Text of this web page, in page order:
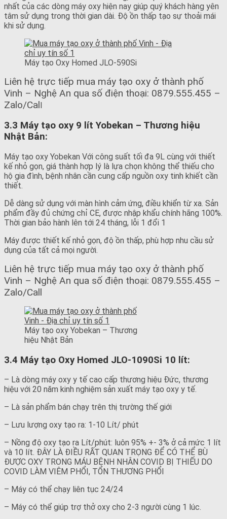
nhất của các dòng máy oxy hiện nay giúp quý khách hàng yên
tâm sử dụng trong thời gian dài. Độ ồn thấp tạo sự thoải mái
khi sử dụng.
Máy tạo Oxy Homed JLO-590Si
Liên hệ trực tiếp mua máy tạo oxy ở thành phố
Vinh – Nghệ An qua số điện thoại: 0879.555.455 –
Zalo/Call
3.3 Máy tạo oxy 9 lít Yobekan – Thương hiệu
Nhật Bản:
Máy tạo oxy Yobekan Với công suất tối đa 9L cùng với thiết
kế nhỏ gọn, giá thành hợp lý là lựa chọn không thể thiếu cho
hộ gia đình, bệnh nhân cần cung cấp nguồn oxy tinh khiết cần
thiết.
Dễ dàng sử dụng với màn hình cảm ứng, điều khiển từ xa. Sản
phẩm đầy đủ chứng chỉ CE, được nhập khẩu chính hãng 100%.
Thời gian bảo hành lên tới 24 tháng, lỗi 1 đổi 1
Máy được thiết kế nhỏ gọn, độ ồn thấp, phù hợp nhu cầu sử
dụng của tất cả mọi người.
Liên hệ trực tiếp mua máy tạo oxy ở thành phố
Vinh – Nghệ An qua số điện thoại: 0879.555.455 –
Zalo/Call
Máy tạo oxy Yobekan – Thương
hiệu Nhật Bản
3.4 Máy tạo Oxy Homed JLO-1090Si 10 lít:
– Là dòng máy oxy y tế cao cấp thương hiệu Đức, thương
hiệu với 20 năm kinh nghiệm sản xuất máy tạo oxy y tế.
– Là sản phẩm bán chạy trên thị trường thế giới
– Lưu lượng oxy tạo ra: 1-10 Lít/ phút
– Nồng độ oxy tạo ra Lít/phút: luôn 95% +- 3% ở cả mức 1 lít
và 10 lít. ĐÂY LÀ ĐIỀU RẤT QUAN TRỌNG ĐỂ CÓ THỂ BÙ
ĐƯỢC OXY TRONG MÁU BỆNH NHÂN COVID BỊ THIẾU DO
COVID LÀM VIÊM PHỔI, TỔN THƯƠNG PHỔI
– Máy có thể chạy liên tục 24/24
– Máy có thể giúp trợ thở oxy cho 2-3 người cùng 1 lúc.